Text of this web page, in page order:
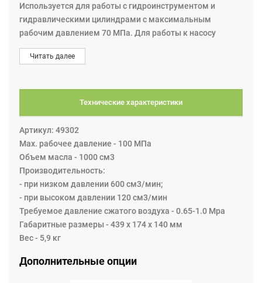
Используется для работы с гидроинструментом и
гидравлическими цилиндрами с максимальным
рабочим давлением 70 МПа. Для работы к насосу
требуется подключить сжатый воздух с давлением 0,6 -
1,2 МПа. Насос оснащен педалью управления и
нагрнетать давление, при отпускании останавливается,
Дополнительно к насосу можно заказать шланги
высокого давления необходимо длины,
быстроразъемные соединения, манометр и адаптер
для его подключения.
Манометр
Для этого насоса мы рекомендуем манометр AMT801
вместе с адаптером AVM204. Возможны другие
комбинации манометра и адаптера.
Особенности насоса:
Читать далее
Технические характеристики
Артикул: 49302
Max. рабочее давление - 100 МПа
Объем масла - 1000 см3
Производительность:
- при низком давлении 600 см3/мин;
- при высоком давлении 120 см3/мин
Требуемое давление сжатого воздуха - 0.65-1.0 Мра
Габаритные размеры - 439 х 174 х 140 мм
Вес - 5,9 кг
Дополнительные опции